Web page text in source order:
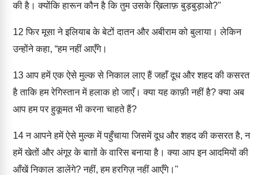
की है। क्योंकि हारून कौन है कि तुम उसके ख़िलाफ़ बुड़बुड़ाओ?"
12 फिर मूसा ने इलियाब के बेटों दातन और अबीराम को बुलाया। लेकिन
उन्होंने कहा, “हम नहीं आएँगे।
13 आप हमें एक ऐसे मुल्क से निकाल लाए हैं जहाँ दूध और शहद की कसरत
है ताकि हम रेगिस्तान में हलाक हो जाएँ। क्या यह काफ़ी नहीं है? क्या अब
आप हम पर हुकूमत भी करना चाहते हैं?
14न आपने हमें ऐसे मुल्क में पहुँचाया जिसमें दूध और शहद की कसरत है, न
हमें खेतों और अंगूर के बाग़ों के वारिस बनाया है। क्या आप इन आदमियों की
आँखें निकाल डालेंगे? नहीं, हम हरगिज़ नहीं आएँगे।"